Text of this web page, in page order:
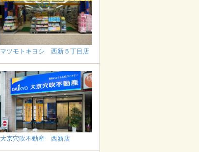
マツモトキヨシ 西新５丁目店
大京穴吹不動産 西新店